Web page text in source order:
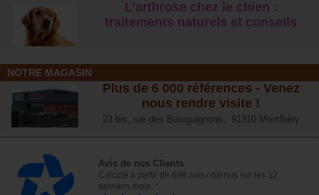
L’arthrose chez le chien :
traitements naturels et conseil s
NOTRE MAGASIN
Plus de 6 000 références - Venez
nous rendre visite !
23 bis, rue des Bourguignons, 91310 Montlhéry
Avis de nos Clients
Calculé à partir de 699 avis obtenus sur les 12
derniers mois. *